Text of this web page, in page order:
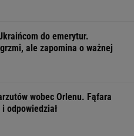
do emerytur.
ale zapomina o ważnej
wobec Orlenu. Fąfara
odpowiedział